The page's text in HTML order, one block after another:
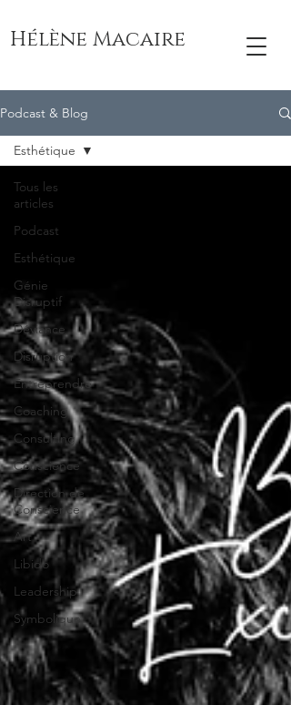
Hélène Macaire
Podcast & Blog
Tous les
articles
Podcast
Esthétique
Génie
Disruptif
Déviance
Disruption
Entreprendre
Coaching
Consulting
Conscience
Direction de
Conscience
Art
Libido
Leadership
Symbolique
Esthétique